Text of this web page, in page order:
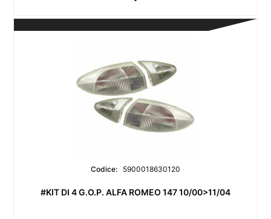
Codice: 5900018630120
#KIT DI 4 G.O.P. ALFA ROMEO 147 10/00>11/04